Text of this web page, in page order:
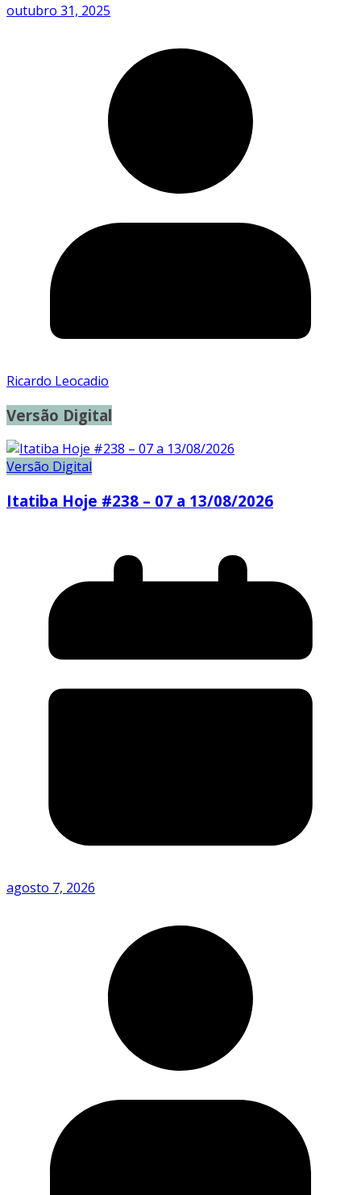
outubro 31, 2025
Ricardo Leocadio
Versão Digital
Versão Digital
Itatiba Hoje #238 – 07 a 13/08/2026
agosto 7, 2026